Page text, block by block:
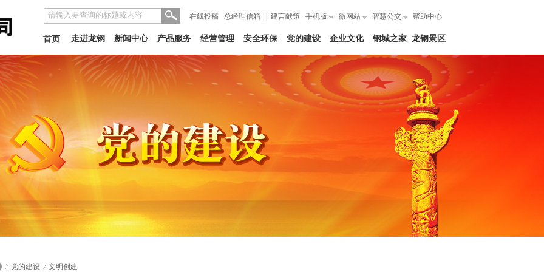
在线投稿 总经理信箱 建言献策 手机版 微网站 智慧公交 帮助中心
龙钢景区
钢城之家
企业文化
党的建设
安全环保
经营管理
产品服务
新闻中心
走进龙钢
首页
党的建设 文明创建